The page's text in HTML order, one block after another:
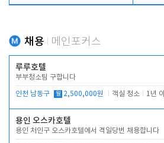
채용 메인포커스
루루호텔
부부청소팀 구합니다
인천 남동구 월 2,500,000원 객실 청소 1년
용인 오스카호텔
용인 처인구 오스카호텔에서 격일당번 채용합니다